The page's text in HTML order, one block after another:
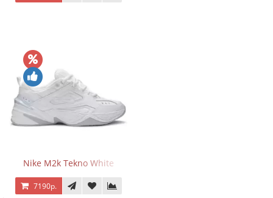
Nike M2k Tekno White
7190р.